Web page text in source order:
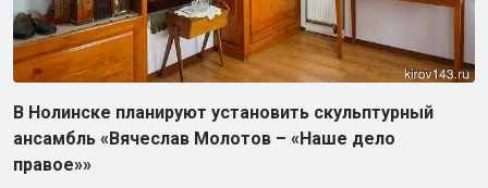
В Нолинске планируют установить скульптурный
ансамбль «Вячеслав Молотов – «Наше дело
правое»»